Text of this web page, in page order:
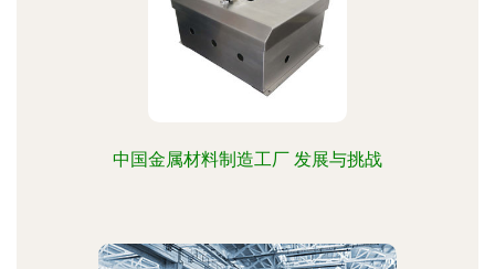
中国金属材料制造工厂 发展与挑战